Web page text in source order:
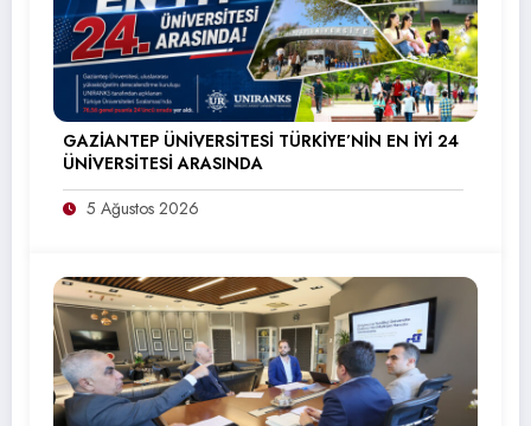
GAZİANTEP ÜNİVERSİTESİ TÜRKİYE’NİN EN İYİ 24
ÜNİVERSİTESİ ARASINDA
5 Ağustos 2026